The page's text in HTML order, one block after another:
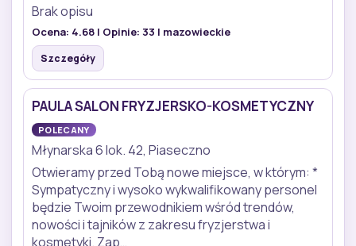
Brak opisu
Ocena: 4.68 | Opinie: 33 | mazowieckie
Szczegóły
PAULA SALON FRYZJERSKO-KOSMETYCZNY
POLECANY
Młynarska 6 lok. 42, Piaseczno
Otwieramy przed Tobą nowe miejsce, w którym: *
Sympatyczny i wysoko wykwalifikowany personel
będzie Twoim przewodnikiem wśród trendów,
nowości i tajników z zakresu fryzjerstwa i
kosmetyki. Zap…